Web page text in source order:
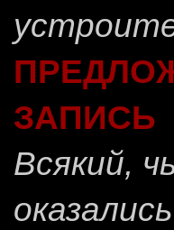
ЗАПИСЬ
Всякий,